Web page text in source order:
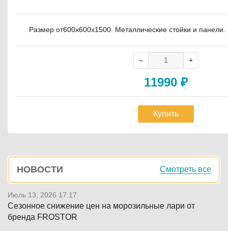
Размер от600х600х1500. Металлические стойки и
11990 ₽
Купить
Боковая
панель
НОВОСТИ Смотреть все
Июль 13, 2026 17:17
Сезонное снижение цен на морозильные лари от
бренда FROSTOR